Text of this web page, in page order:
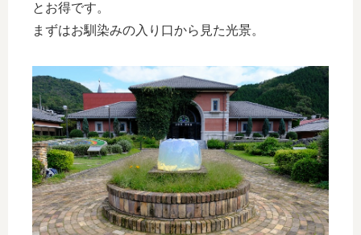
とお得です。
まずはお馴染みの入り口から見た光景。